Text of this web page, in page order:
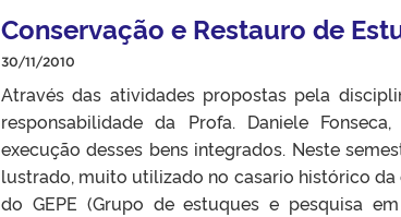
Conservação e Restauro de
30/11/2010
Através das atividades propostas pela
responsabilidade da Profa. Daniele
execução desses bens integrados. Neste
lustrado, muito utilizado no casario histórico
do GEPE (Grupo de estuques e pesquisa